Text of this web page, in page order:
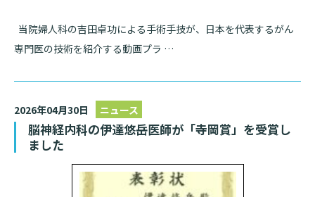
公式SNSアカウント一覧
東部病院の就労支援サービス
診断書等文書のお申込みについて
診療記録（カルテ）の開示について
ご相談・お問い合わせ
当院婦人科の吉田卓功による手術手技が、日本を代表するがん
専門医の技術を紹介する動画プラ …
2026年04月30日 ニュース
脳神経内科の伊達悠岳医師が「寺岡賞」を受賞し
ました